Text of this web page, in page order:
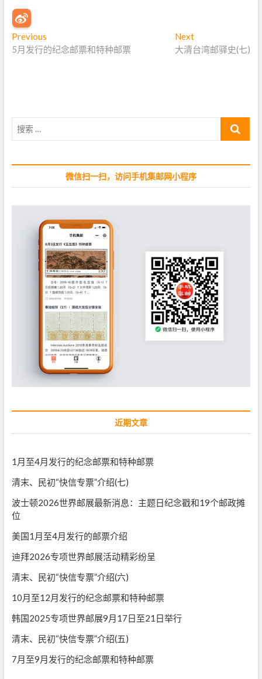
文
章
Previous
r
p
s
:
5月发行的纪念邮票和特种邮票
Next
e
:
大清台湾邮驿史(七)
微信扫一扫，访问手机集邮网小程序
近期文章
1月至4月发行的纪念邮票和特种邮票
清末、民初“快信专票”介绍(七)
波士顿2026世界邮展最新消息：主题日纪念戳和19个邮政摊
位
美国1月至4月发行的邮票介绍
迪拜2026专项世界邮展活动精彩纷呈
清末、民初“快信专票”介绍(六)
10月至12月发行的纪念邮票和特种邮票
韩国2025专项世界邮展9月17日至21日举行
清末、民初“快信专票”介绍(五)
7月至9月发行的纪念邮票和特种邮票